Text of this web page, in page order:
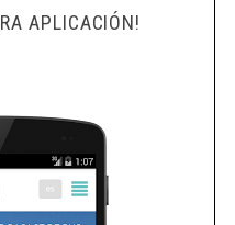
APLICACIÓN!